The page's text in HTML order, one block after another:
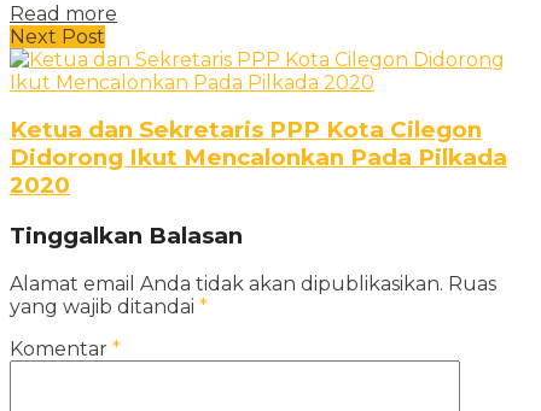
Read more
Next Post
Ketua dan Sekretaris PPP Kota Cilegon
Didorong Ikut Mencalonkan Pada Pilkada
2020
Tinggalkan Balasan
Alamat email Anda tidak akan dipublikasikan. Ruas
yang wajib ditandai *
Komentar *